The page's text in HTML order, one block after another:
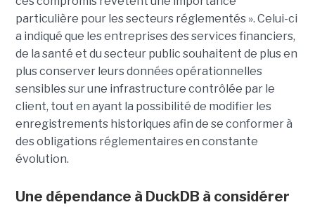
particulière pour les secteurs réglementés ». Celui-ci
a indiqué que les entreprises des services financiers,
de la santé et du secteur public souhaitent de plus en
plus conserver leurs données opérationnelles
sensibles sur une infrastructure contrôlée par le
client, tout en ayant la possibilité de modifier les
enregistrements historiques afin de se conformer à
des obligations réglementaires en constante
évolution.
Une dépendance à DuckDB à considérer